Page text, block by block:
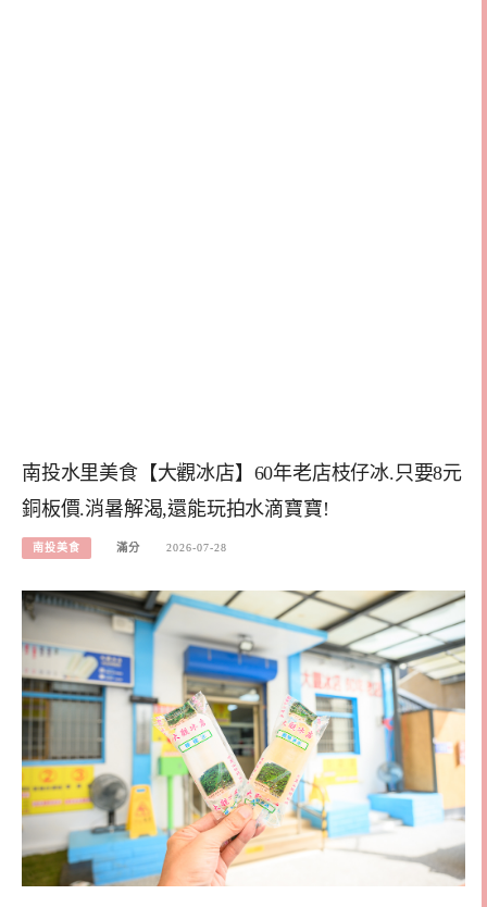
南投水里美食【大觀冰店】60年老店枝仔冰.只要8元
銅板價.消暑解渴,還能玩拍水滴寶寶!
南投美食 滿分 2026-07-28